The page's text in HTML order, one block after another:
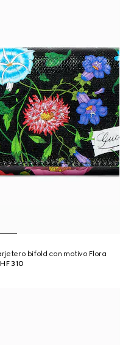
bifold con motivo Flora
310